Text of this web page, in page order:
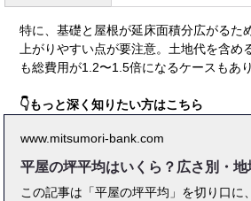
特に、基礎と屋根が延床面積分広がるた
上がりやすい点が要注意。土地代を含め
も総費用が1.2〜1.5倍になるケースもあり
👇もっと深く知りたい方はこちら
www.mitsumori-bank.com
平屋の坪平均はいくら？広さ別・